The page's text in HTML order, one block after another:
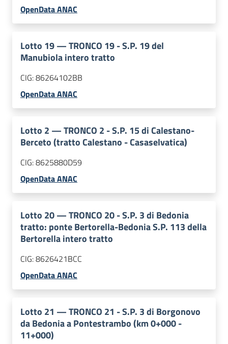
OpenData ANAC
Lotto 19—TRONCO 19 - S.P. 19 del
Manubiola intero tratto
CIG:86264102BB
OpenData ANAC
Lotto 2 —TRONCO 2 - S.P. 15 di Calestano-
Berceto (tratto Calestano - Casaselvatica)
CIG:8625880D59
OpenData ANAC
Lotto 20—TRONCO 20 - S.P. 3 di Bedonia
tratto: ponte Bertorella-Bedonia S.P. 113 della
Bertorella intero tratto
CIG:8626421BCC
OpenData ANAC
Lotto 21 —TRONCO 21 - S.P. 3 di Borgonovo
da Bedonia a Pontestrambo (km 0+000 -
11+000)